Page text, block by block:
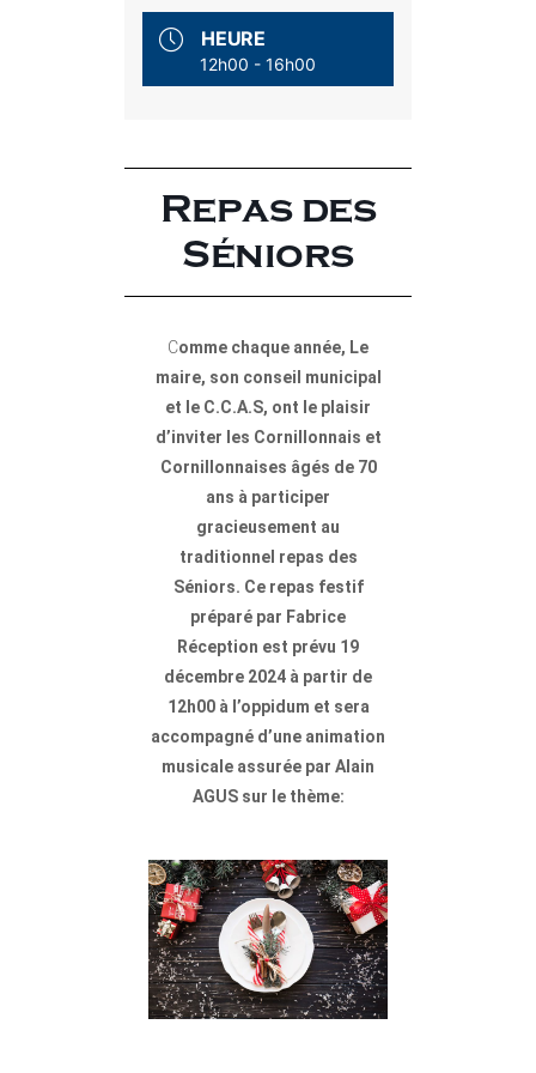
HEURE
12h00 - 16h00
Repas des
Séniors
Comme chaque année, Le
maire, son conseil municipal
et le C.C.A.S, ont le plaisir
d’inviter les Cornillonnais et
Cornillonnaises âgés de 70
ans à participer
gracieusement au
traditionnel repas des
Séniors. Ce repas festif
préparé par Fabrice
Réception est prévu 19
décembre 2024 à partir de
12h00 à l’oppidum et sera
accompagné d’une animation
musicale assurée par Alain
AGUS sur le thème: